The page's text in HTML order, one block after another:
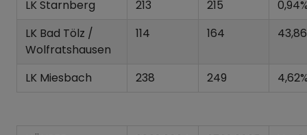
LK Starnberg
213 215
LK Bad Tölz /
Wolfratshausen
114 164
LK Miesbach 238 249